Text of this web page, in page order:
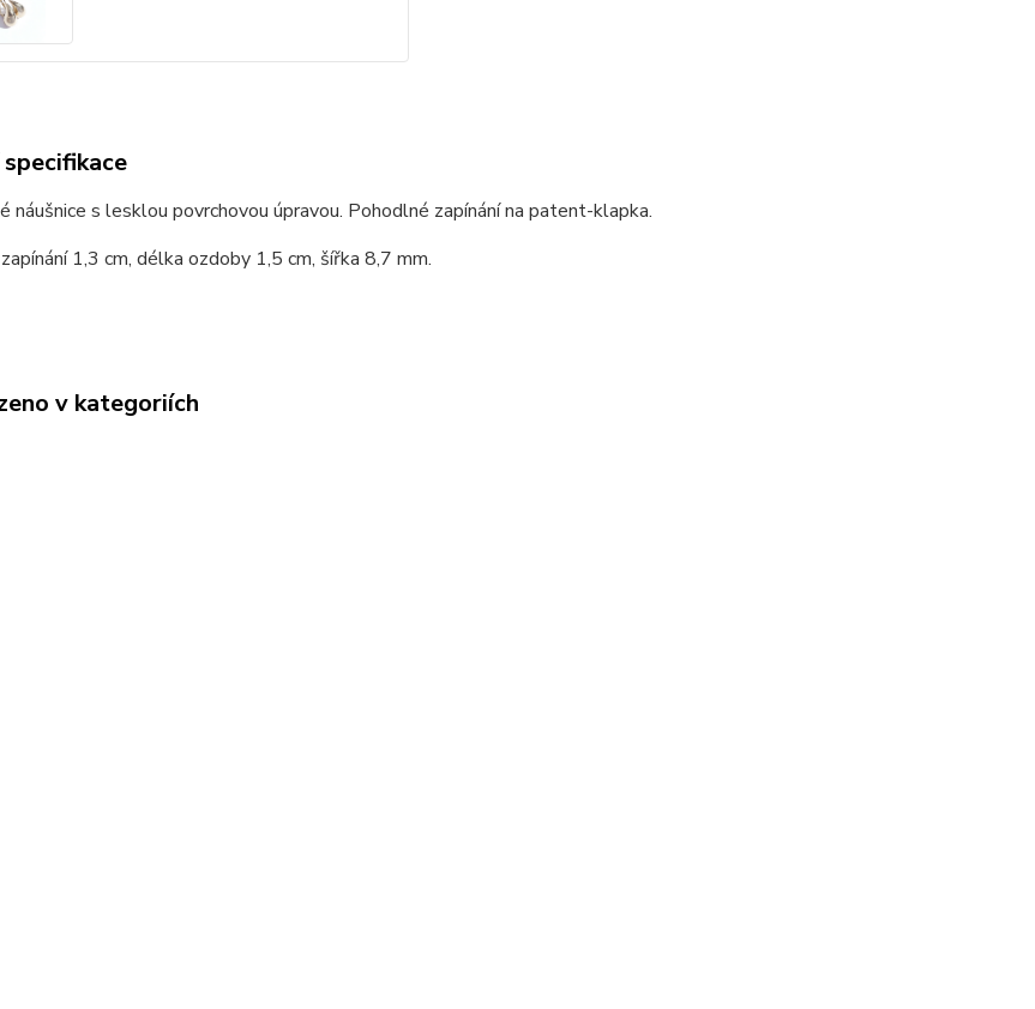
náušnice s lesklou povrchovou úpravou. Pohodlné zapínání na patent-klapka.
1,3 cm, délka ozdoby 1,5 cm, šířka 8,7 mm.
v kategoriích